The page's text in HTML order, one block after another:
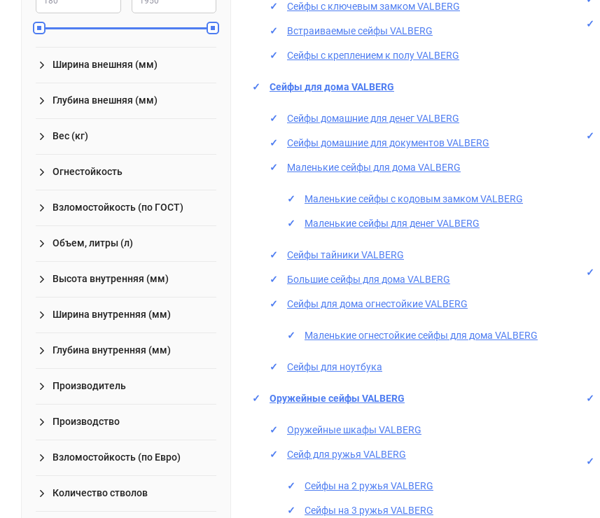
Ширина внешняя (мм)
Глубина внешняя (мм)
Вес (кг)
Огнестойкость
Взломостойкость (по ГОСТ)
Объем, литры (л)
Высота внутренняя (мм)
Ширина внутренняя (мм)
Глубина внутренняя (мм)
Производитель
Производство
Взломостойкость (по Евро)
Количество стволов
Сейфы с ключевым замком VALBERG
Встраиваемые сейфы VALBERG
Сейфы с креплением к полу VALBERG
Сейфы для дома VALBERG
Сейфы домашние для денег VALBERG
Сейфы домашние для документов VALBERG
Маленькие сейфы для дома VALBERG
Маленькие сейфы с кодовым замком VALBERG
Маленькие сейфы для денег VALBERG
Сейфы тайники VALBERG
Большие сейфы для дома VALBERG
Сейфы для дома огнестойкие VALBERG
Маленькие огнестойкие сейфы для дома VALBERG
Сейфы для ноутбука
Оружейные сейфы VALBERG
Оружейные шкафы VALBERG
Сейф для ружья VALBERG
Сейфы на 2 ружья VALBERG
Сейфы на 3 ружья VALBERG